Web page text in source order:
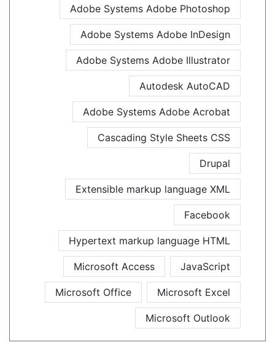
Adobe Systems Adobe Photoshop
Adobe Systems Adobe InDesign
Adobe Systems Adobe Illustrator
Autodesk AutoCAD
Adobe Systems Adobe Acrobat
Cascading Style Sheets CSS
Drupal
Extensible markup language XML
Facebook
Hypertext markup language HTML
JavaScript
Microsoft Access
Microsoft Excel
Microsoft Office
Microsoft Outlook